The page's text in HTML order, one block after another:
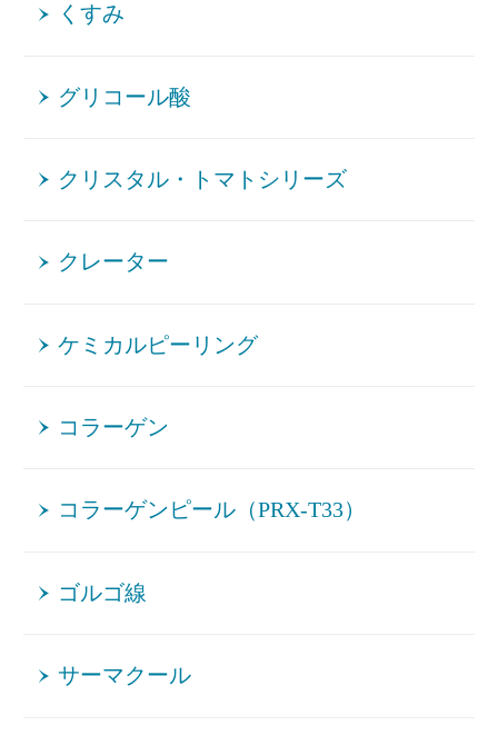
くすみ
グリコール酸
クリスタル・トマトシリーズ
クレーター
ケミカルピーリング
コラーゲン
コラーゲンピール（PRX-T33）
ゴルゴ線
サーマクール